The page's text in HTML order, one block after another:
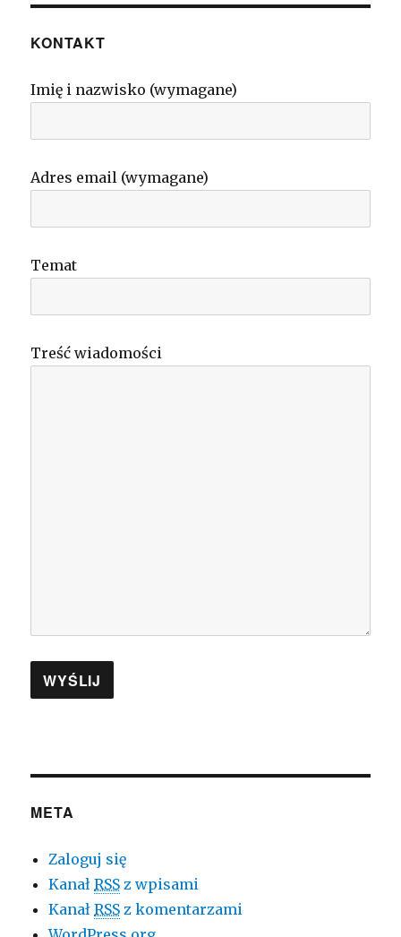
KONTAKT
Imię i nazwisko (wymagane)
Adres email (wymagane)
Temat
Treść wiadomości
META
Zaloguj się
KanałRSS z wpisami
KanałRSS z komentarzami